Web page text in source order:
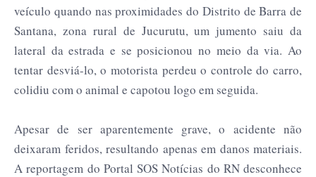
veículo quando nas proximidades do Distrito de Barra de
Santana, zona rural de Jucurutu, um jumento saiu da
lateral da estrada e se posicionou no meio da via. Ao
tentar desviá-lo, o motorista perdeu o controle do carro,
colidiu com o animal e capotou logo em seguida.
Apesar de ser aparentemente grave, o acidente não
deixaram feridos, resultando apenas em danos materiais.
A reportagem do Portal SOS Notícias do RN desconhece